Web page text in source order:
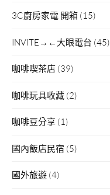
3C廚房家電 開箱 (15)
INVITE→←大眼電台 (45)
咖啡喫茶店 (39)
咖啡玩具收藏 (2)
咖啡豆分享 (1)
國內飯店民宿 (5)
國外旅遊 (4)